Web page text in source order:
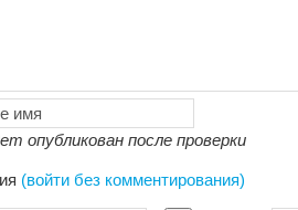
опубликован после проверки
(войти без комментирования)